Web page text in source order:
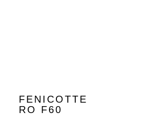
FENICOTTE
RO F60